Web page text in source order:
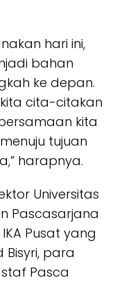
hari ini,
bahan
ke depan.
cita-citakan
kita
tujuan
harapnya.
Universitas
Pascasarjana
Pusat yang
Bisyri, para
Pasca